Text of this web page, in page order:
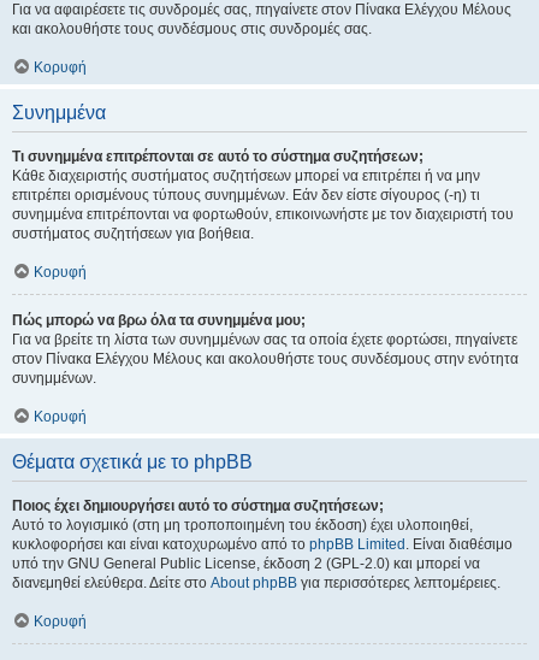
Για να αφαιρέσετε τις συνδρομές σας, πηγαίνετε στον Πίνακα Ελέγχου Μέλους
και ακολουθήστε τους συνδέσμους στις συνδρομές σας.
Κορυφή
Συνημμένα
Τι συνημμένα επιτρέπονται σε αυτό το σύστημα συζητήσεων;
Κάθε διαχειριστής συστήματος συζητήσεων μπορεί να επιτρέπει ή να μην
επιτρέπει ορισμένους τύπους συνημμένων. Εάν δεν είστε σίγουρος (-η) τι
συνημμένα επιτρέπονται να φορτωθούν, επικοινωνήστε με τον διαχειριστή του
συστήματος συζητήσεων για βοήθεια.
Κορυφή
Πώς μπορώ να βρω όλα τα συνημμένα μου;
Για να βρείτε τη λίστα των συνημμένων σας τα οποία έχετε φορτώσει, πηγαίνετε
στον Πίνακα Ελέγχου Μέλους και ακολουθήστε τους συνδέσμους στην ενότητα
συνημμένων.
Κορυφή
Θέματα σχετικά με το phpBB
Ποιος έχει δημιουργήσει αυτό το σύστημα συζητήσεων;
Αυτό το λογισμικό (στη μη τροποποιημένη του έκδοση) έχει υλοποιηθεί,
κυκλοφορήσει και είναι κατοχυρωμένο από το phpBB Limited . Είναι διαθέσιμο
υπό την GNU General Public License, έκδοση 2 (GPL-2.0) και μπορεί να
διανεμηθεί ελεύθερα. Δείτε στο About phpBB για περισσότερες λεπτομέρειες.
Κορυφή